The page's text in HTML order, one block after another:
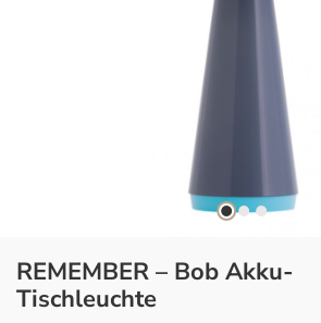
REMEMBER – Bob Akku-
Tischleuchte